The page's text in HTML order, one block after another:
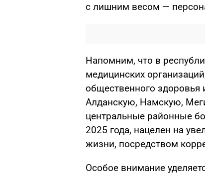
с лишним весом —
Напомним, что в
медицинских
общественного
Алданскую, Намскую,
центральные районные
2025 года, нацелен на
жизни, посредством
Особое внимание